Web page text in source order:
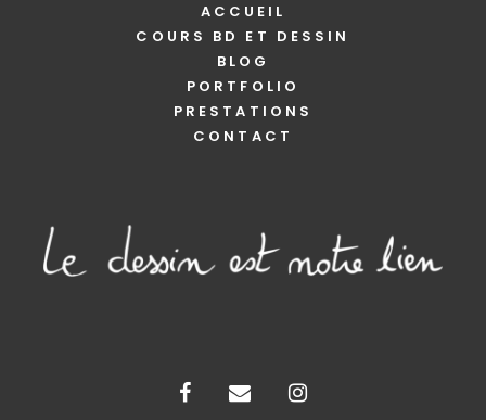
ACCUEIL
COURS BD ET DESSIN
BLOG
PORTFOLIO
PRESTATIONS
CONTACT